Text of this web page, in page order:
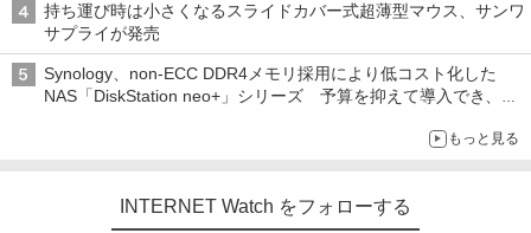
持ち運び時は小さくなるスライドカバー式超薄型マウス、サンワ
サプライが発売
Synology、non-ECC DDR4メモリ採用により低コスト化した
NAS「DiskStation neo+」シリーズ 予算を抑えて導入でき、
もっと見る
INTERNET Watch をフォローする